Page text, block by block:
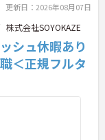
更新日：2026年08月07日
株式会社SOYOKAZE
シュ休暇あり
＜正規フルタ